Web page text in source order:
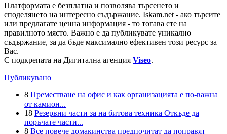
Платформата е безплатна и позволява търсенето и
споделянето на интересно съдържание. Iskam.net - ако търсите
или предлагате ценна информация - то тогава сте на
правилното място. Важно е да публикувате уникално
съдържание, за да бъде максимално ефективен този ресурс за
Вас.
С подкрепата на Дигитална агенция Viseo.
Публикувано
8 Преместване на офис и как организацията е по-важна
от камион...
18 Резервни части за на битова техника Откъде да
поръчате части...
8 Все повече домакинства предпочитат да поправят